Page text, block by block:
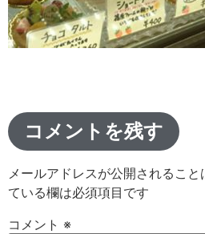
コメントを残す
メールアドレスが公開されること
ている欄は必須項目です
コメント ※